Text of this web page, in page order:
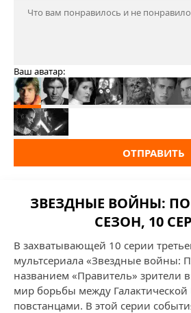
Ваш аватар:
ОТПРАВИТЬ
ЗВЕЗДНЫЕ ВОЙНЫ:
СЕЗОН, 10
В захватывающей 10 серии
мультсериала «Звездные войны:
названием «Правитель» зрители
мир борьбы между
повстанцами. В этой серии